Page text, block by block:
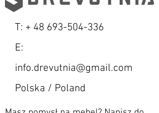
dębowego uszlachetnionego
na swoim miejscu.
Szerokość: 125cm
T: + 48 693-504-336
E:
info.drevutnia@gmail.com
Polska / Poland